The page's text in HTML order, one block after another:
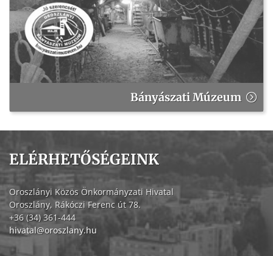
Bányászati Múzeum
ELÉRHETŐSÉGEINK
Oroszlányi Közös Önkormányzati Hivatal
Oroszlány, Rákóczi Ferenc út 78.
+36 (34) 361-444
hivatal@oroszlany.hu